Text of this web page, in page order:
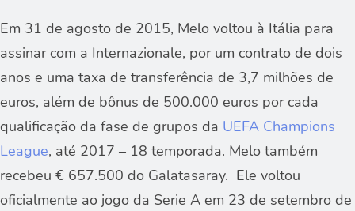
Em 31 de agosto de 2015, Melo voltou à Itália para
assinar com a Internazionale, por um contrato de dois
anos e uma taxa de transferência de 3,7 milhões de
euros, além de bônus de 500.000 euros por cada
qualificação da fase de grupos da UEFA Champions
League, até 2017 – 18 temporada. Melo também
recebeu € 657.500 do Galatasaray. Ele voltou
oficialmente ao jogo da Serie A em 23 de setembro de